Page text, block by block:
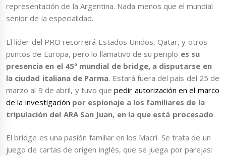
representación de la Argentina. Nada menos que el mundial
senior de la especialidad.
El líder del PRO recorrerá Estados Unidos, Qatar, y otros
puntos de Europa, pero lo llamativo de su periplo es su
presencia en el 45º mundial de bridge, a disputarse en
la ciudad italiana de Parma. Estará fuera del país del 25 de
marzo al 9 de abril, y tuvo quepedir autorización en el marco
de la investigación por espionaje a los familiares de la
tripulación del ARA San Juan, en la que está procesado.
El bridge es una pasión familiar en los Macri. Se trata de un
juego de cartas de origen inglés, que se juega por parejas: